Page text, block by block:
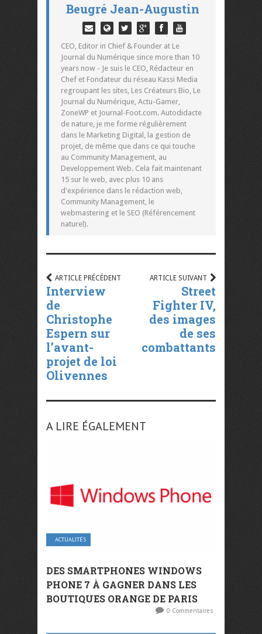
Beugré Jean-Augustin
CEO, Editor in Chief & Founder at Le
Journal du Numérique since more than 10
years now - Je suis le CEO, Rédacteur en
Chef et Fondateur du réseau Kassi Media
regroupant les sites, Les Créateurs Bio, Le
Journal du Numérique, Actu-Gamer,
ZoneWP et Journal-Foot.com. Autodidacte
de nature, je me forme régulièrement
dans le Marketing Digital, la gestion de
projet, de même que dans ce qui touche
au Community Management, au
Developpement Web. Cela fait maintenant
15 sur le web, avec plus 10 ans
d'expérience dans le rédaction web,
Community Management, le
webmastering et le SEO (Référencement
naturel).
ARTICLE PRÉCÉDENT
Interview
de
Christophe
Espern sur
l’avant-
projet de loi
Olivennes
ARTICLE SUIVANT
Street
Fighter IV,
des images
de ses
combattants
A LIRE ÉGALEMENT
ACTUALITÉS
DES SMARTPHONES WINDOWS
PHONE 7 À GAGNER DANS LES
BOUTIQUES ORANGE DE PARIS
0 Commentaires